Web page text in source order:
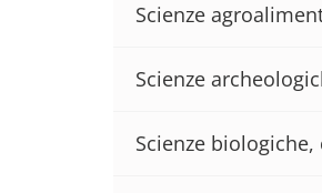
Scienze
Scienze
Scienze